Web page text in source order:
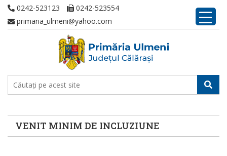
0242-523123
0242-523554
primaria_ulmeni@yahoo.com
VENIT MINIM DE INCLUZIUNE